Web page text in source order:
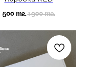
500 тг. 1 900 тг.